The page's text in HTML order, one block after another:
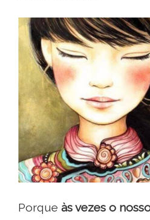
Porque às vezes o